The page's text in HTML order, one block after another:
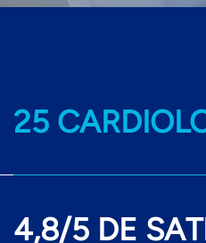
25
4,8/5 DE